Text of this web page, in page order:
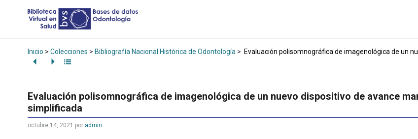
Inicio > Colecciones > Bibliografía Nacional Histórica de Odontología > Evaluación polisomnográfica de imagenológica de un
Evaluación polisomnográfica de imagenológica de un nuevo dispositivo de avance
simplificada
octubre 14, 2021 por admin